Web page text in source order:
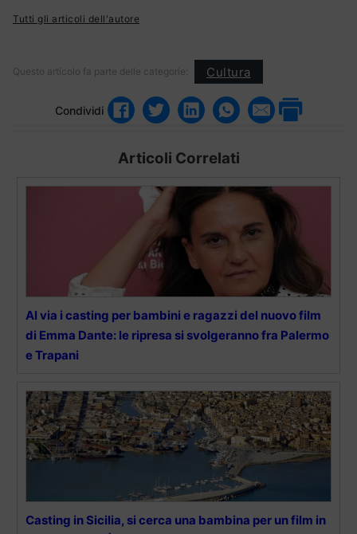
Tutti gli articoli dell'autore
Questo articolo fa parte delle categorie: Cultura
Condividi
Articoli Correlati
Al via i casting per bambini e ragazzi del nuovo film
di Emma Dante: le ripresa si svolgeranno fra Palermo
e Trapani
Casting in Sicilia, si cerca una bambina per un film in